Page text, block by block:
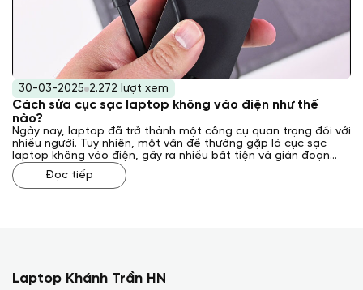
30-03-2025 2.272 lượt xem
Cách sửa cục sạc laptop không vào điện như thế
nào?
Ngày nay, laptop đã trở thành một công cụ quan trọng đối với
nhiều người. Tuy nhiên, một vấn đề thường gặp là cục sạc
laptop không vào điện, gây ra nhiều bất tiện và gián đoạn
công việc. Vậy, cách sửa cục sạc laptop không vào điện như
thế nào? Laptop Khánh Trần sẽ giải đáp cho bạn qua bài viết
sau đây.
Đọc tiếp
Laptop Khánh Trần HN